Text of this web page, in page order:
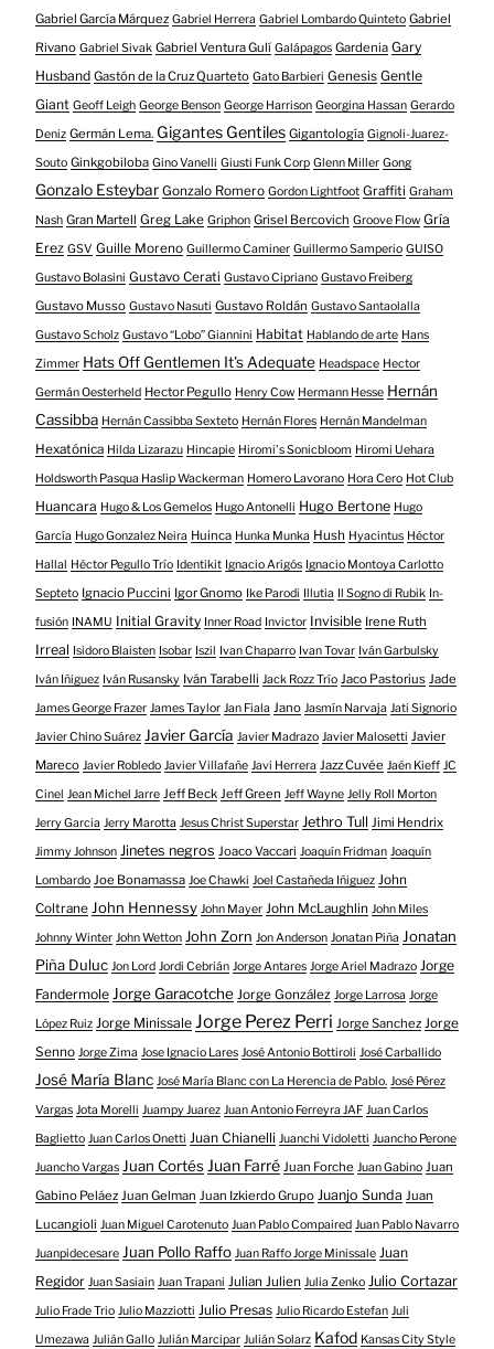
Gabriel García Márquez Gabriel Herrera Gabriel Lombardo Quinteto Gabriel
Rivano Gabriel Sivak Gabriel Ventura Gulí Galápagos Gardenia Gary
Husband Gastón de la Cruz Quarteto Gato Barbieri Genesis Gentle
Giant Geoff Leigh George Benson George Harrison Georgina Hassan Gerardo
Deniz Germán Lema. Gigantes Gentiles Gigantología Gignoli-Juarez-
Souto Ginkgobiloba Gino Vanelli Giusti Funk Corp Glenn Miller Gong
Gonzalo Esteybar Gonzalo Romero Gordon Lightfoot Graffiti Graham
Nash Gran Martell Greg Lake Griphon Grisel Bercovich Groove Flow Gría
Erez GSV Guille Moreno Guillermo Caminer Guillermo Samperio GUISO
Gustavo Bolasini Gustavo Cerati Gustavo Cipriano Gustavo Freiberg
Gustavo Musso Gustavo Nasuti Gustavo Roldán Gustavo Santaolalla
Gustavo Scholz Gustavo “Lobo” Giannini Habitat Hablando de arte Hans
Zimmer Hats Off Gentlemen It's Adequate Headspace Hector
Germán Oesterheld Hector Pegullo Henry Cow Hermann Hesse Hernán
Cassibba Hernán Cassibba Sexteto Hernán Flores Hernán Mandelman
Hexatónica Hilda Lizarazu Hincapie Hiromi's Sonicbloom Hiromi Uehara
Holdsworth Pasqua Haslip Wackerman Homero Lavorano Hora Cero Hot Club
Huancara Hugo & Los Gemelos Hugo Antonelli Hugo Bertone Hugo
García Hugo Gonzalez Neira Huinca Hunka Munka Hush Hyacintus Héctor
Hallal
Héctor Pegullo Trío Identikit Ignacio Arigós Ignacio Montoya Carlotto
Septeto Ignacio Puccini Igor Gnomo Ike Parodi Illutia Il Sogno di Rubik In-
fusión INAMU Initial Gravity Inner Road Invictor Invisible Irene Ruth
Irreal Isidoro Blaisten Isobar Iszil Ivan Chaparro Ivan Tovar Iván Garbulsky
Iván Iñiguez Iván Rusansky Iván Tarabelli Jack Rozz Trío Jaco Pastorius Jade
James George Frazer James Taylor Jan Fiala Jano Jasmín Narvaja Jati Signorio
Javier Chino Suárez Javier García Javier Madrazo Javier Malosetti Javier
Mareco Javier Robledo Javier Villafañe Javi Herrera Jazz Cuvée Jaén Kieff JC
Cinel Jean Michel Jarre Jeff Beck Jeff Green Jeff Wayne Jelly Roll Morton
Jerry Garcia Jerry Marotta Jesus Christ Superstar Jethro Tull Jimi Hendrix
Jimmy Johnson Jinetes negros Joaco Vaccari Joaquín Fridman Joaquín
Lombardo Joe Bonamassa Joe Chawki Joel Castañeda Iñiguez John
Coltrane John Hennessy John Mayer John McLaughlin John Miles
Johnny Winter John Wetton John Zorn Jon Anderson Jonatan Piña Jonatan
Piña Duluc Jon Lord Jordi Cebrián Jorge Antares Jorge Ariel Madrazo Jorge
Fandermole Jorge Garacotche Jorge González Jorge Larrosa Jorge
López Ruiz Jorge Minissale Jorge Perez Perri Jorge Sanchez Jorge
Senno Jorge Zima Jose Ignacio Lares José Antonio Bottiroli José Carballido
José María Blanc José María Blanc con La Herencia de Pablo. José Pérez
Vargas Jota Morelli Juampy Juarez Juan Antonio Ferreyra JAF Juan Carlos
Baglietto Juan Carlos Onetti Juan Chianelli Juanchi Vidoletti Juancho Perone
Juancho Vargas Juan Cortés Juan Farré Juan Forche Juan Gabino Juan
Gabino Peláez Juan Gelman Juan Izkierdo Grupo Juanjo Sunda Juan
Lucangioli Juan Miguel Carotenuto Juan Pablo Compaired Juan Pablo Navarro
Juanpidecesare Juan Pollo Raffo Juan Raffo Jorge Minissale Juan
Regidor Juan Sasiain Juan Trapani Julian Julien Julia Zenko Julio Cortazar
Julio Frade Trio Julio Mazziotti Julio Presas Julio Ricardo Estefan Juli
Umezawa Julián Gallo Julián Marcipar Julián Solarz Kafod Kansas City Style